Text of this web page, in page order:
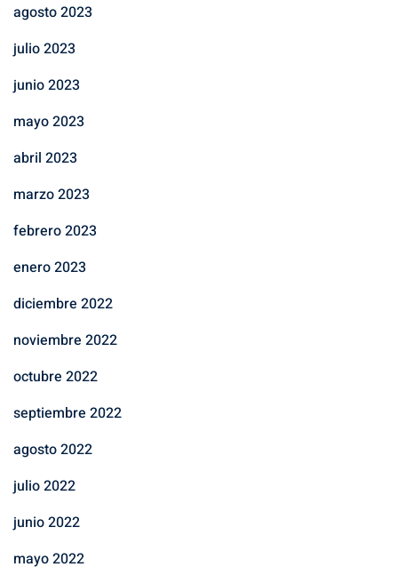
agosto 2023
julio 2023
junio 2023
mayo 2023
abril 2023
marzo 2023
febrero 2023
enero 2023
diciembre 2022
noviembre 2022
octubre 2022
septiembre 2022
agosto 2022
julio 2022
junio 2022
mayo 2022